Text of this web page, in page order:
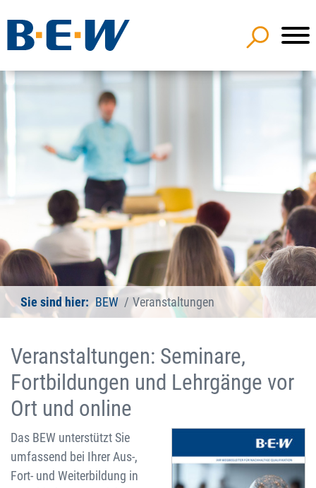
Sie sind hier: BEW Veranstaltungen
Veranstaltungen: Seminare,
Fortbildungen und Lehrgänge vor
Ort und online
Das BEW unterstützt Sie
umfassend bei Ihrer Aus-,
Fort- und Weiterbildung in